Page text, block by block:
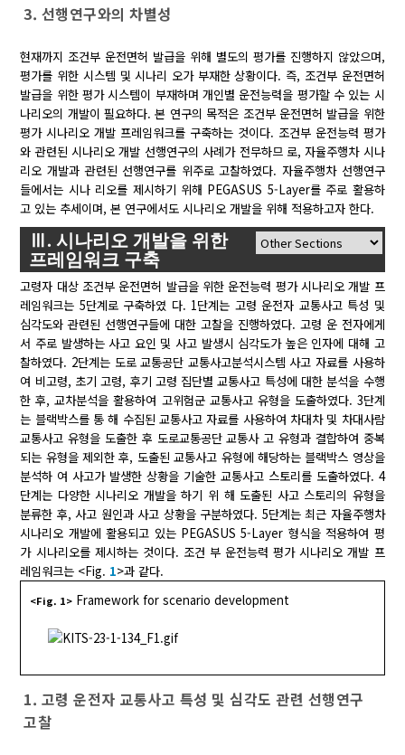
3. 선행연구와의 차별성
현재까지 조건부 운전면허 발급을 위해 별도의 평가를 진행하지 않았으며,
평가를 위한 시스템 및 시나리 오가 부재한 상황이다. 즉, 조건부 운전면허
발급을 위한 평가 시스템이 부재하며 개인별 운전능력을 평가할 수 있는 시
나리오의 개발이 필요하다. 본 연구의 목적은 조건부 운전면허 발급을 위한
평가 시나리오 개발 프레임워크를 구축하는 것이다. 조건부 운전능력 평가
와 관련된 시나리오 개발 선행연구의 사례가 전무하므 로, 자율주행차 시나
리오 개발과 관련된 선행연구를 위주로 고찰하였다. 자율주행차 선행연구
들에서는 시나 리오를 제시하기 위해 PEGASUS 5-Layer를 주로 활용하
고 있는 추세이며, 본 연구에서도 시나리오 개발을 위해 적용하고자 한다.
Ⅲ. 시나리오 개발을 위한
프레임워크 구축
고령자 대상 조건부 운전면허 발급을 위한 운전능력 평가 시나리오 개발 프
레임워크는 5단계로 구축하였 다. 1단계는 고령 운전자 교통사고 특성 및
심각도와 관련된 선행연구들에 대한 고찰을 진행하였다. 고령 운 전자에게
서 주로 발생하는 사고 요인 및 사고 발생시 심각도가 높은 인자에 대해 고
찰하였다. 2단계는 도로 교통공단 교통사고분석시스템 사고 자료를 사용하
여 비고령, 초기 고령, 후기 고령 집단별 교통사고 특성에 대한 분석을 수행
한 후, 교차분석을 활용하여 고위험군 교통사고 유형을 도출하였다. 3단계
는 블랙박스를 통 해 수집된 교통사고 자료를 사용하여 차대차 및 차대사람
교통사고 유형을 도출한 후 도로교통공단 교통사 고 유형과 결합하여 중복
되는 유형을 제외한 후, 도출된 교통사고 유형에 해당하는 블랙박스 영상을
분석하 여 사고가 발생한 상황을 기술한 교통사고 스토리를 도출하였다. 4
단계는 다양한 시나리오 개발을 하기 위 해 도출된 사고 스토리의 유형을
분류한 후, 사고 원인과 사고 상황을 구분하였다. 5단계는 최근 자율주행차
시나리오 개발에 활용되고 있는 PEGASUS 5-Layer 형식을 적용하여 평
가 시나리오를 제시하는 것이다. 조건 부 운전능력 평가 시나리오 개발 프
레임워크는 <Fig. 1>과 같다.
<Fig. 1> Framework for scenario development
1. 고령 운전자 교통사고 특성 및 심각도 관련 선행연구
고찰